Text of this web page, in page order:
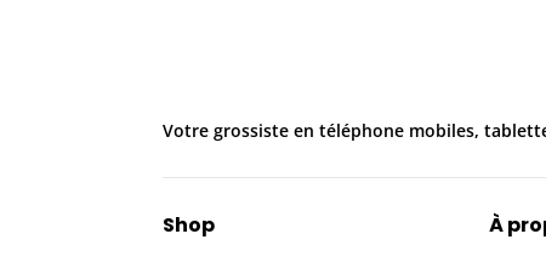
Votre grossiste en téléphone mobiles,
Shop À